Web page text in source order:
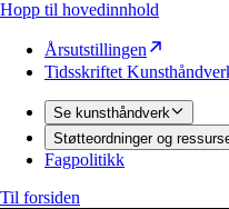
Hopp til hovedinnhold
Årsutstillingen
Tidsskriftet
Se kunsthåndverk
Støtteordninger og
Fagpolitikk
Til forsiden